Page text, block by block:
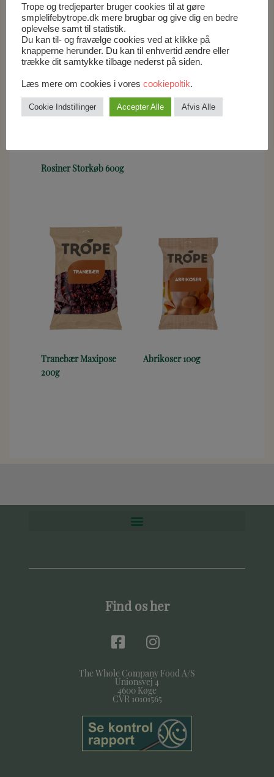
Rosiner Storkøb 600g
Bakke 400g
Tranebær Maxipose
200g
Abrikoser 100g
Find os her
The Whole Company Food A/S
Unionsvej 4
4600 Køge
CVR 10101565
Trope og tredjeparter bruger cookies til at gøre
smplelifebytrope.dk mere brugbar og give dig en bedre
oplevelse samt til statistik.
Du kan til- og fravælge cookies ved at klikke på
knapperne herunder. Du kan til enhvertid ændre eller
trække dit samtykke tilbage nederst på siden.
Læs mere om cookies i vores cookiepoltik.
Cookie Indstillinger Accepter Alle Afvis Alle